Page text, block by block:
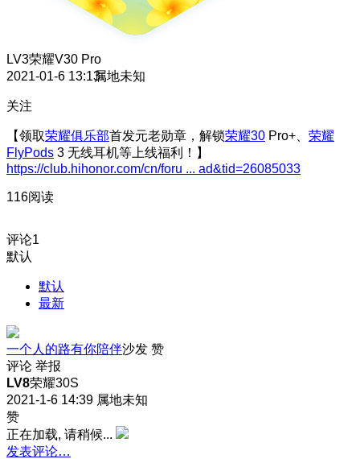
LV3荣耀V30 Pro
2021-01-6 13:13属地未知
关注
【领取荣耀俱乐部首发元老勋章，解锁荣耀30 Pro+、 荣耀
FlyPods 3 无线耳机等上线福利！】
https://club.hihonor.com/cn/foru ... ad&tid=26085033
116阅读
评论1
默认
默认
最新
一个人的路有你陪伴沙发 赞
评论 举报
LV8荣耀30S
2021-1-6 14:39 属地未知
赞
正在加载, 请稍候...
发表评论…